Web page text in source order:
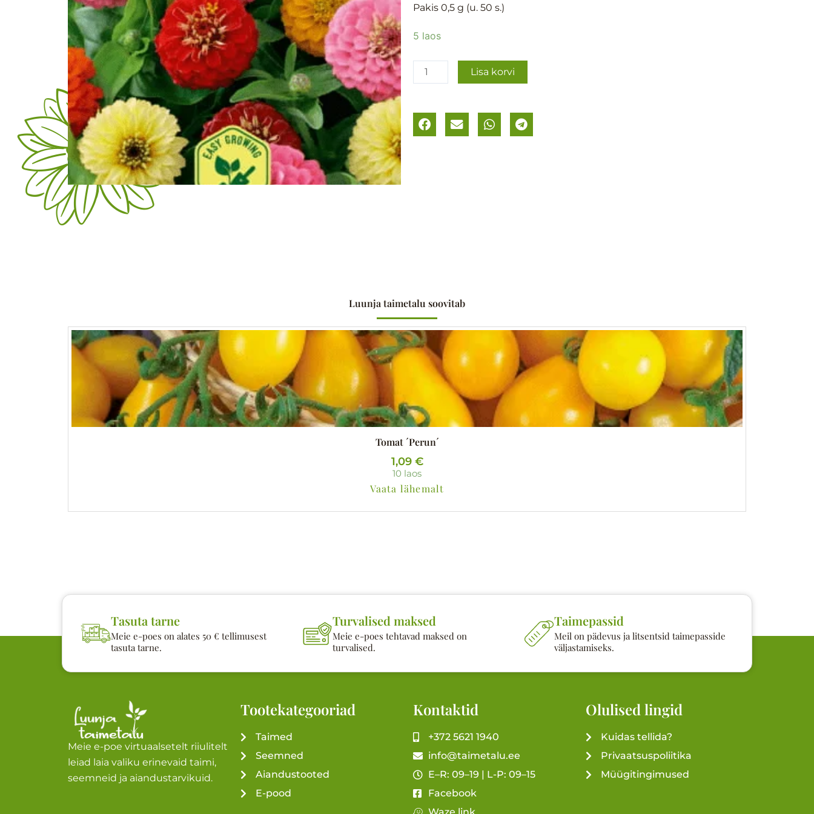
Pakis 0,5 g (u. 50 s.)
5 laos
Pruudisõlg
kogus
Lisa korvi
Luunja taimetalu soovitab
Tomat ´Perun´
1,09 €
10 laos
Vaata lähemalt
Tasuta tarne
Meie e-poes on alates 50 € tellimusest
tasuta tarne.
Turvalised maksed
Meie e-poes tehtavad maksed on
turvalised.
Taimepassid
Meil on pädevus ja litsentsid taimepasside
väljastamiseks.
Meie e-poe virtuaalsetelt riiulitelt
leiad laia valiku erinevaid taimi,
seemneid ja aiandustarvikuid.
Tootekategooriad
Taimed
Seemned
Aiandustooted
E-pood
Kontaktid
+372 5621 1940
info@taimetalu.ee
E–R: 09–19 | L-P: 09–15
Facebook
Olulised lingid
Kuidas tellida?
Privaatsuspoliitika
Müügitingimused